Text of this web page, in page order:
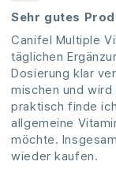
Sehr gutes
Canifel Multiple
täglichen
Dosierung klar
mischen und
praktisch finde
allgemeine
möchte.
wieder kaufen.